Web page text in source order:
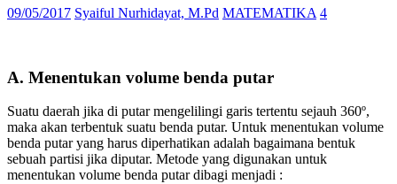
09/05/2017 Syaiful Nurhidayat, M.Pd MATEMATIKA 4
A. Menentukan volume benda putar
Suatu daerah jika di putar mengelilingi garis tertentu sejauh 360º,
maka akan terbentuk suatu benda putar. Untuk menentukan volume
benda putar yang harus diperhatikan adalah bagaimana bentuk
sebuah partisi jika diputar. Metode yang digunakan untuk
menentukan volume benda putar dibagi menjadi :